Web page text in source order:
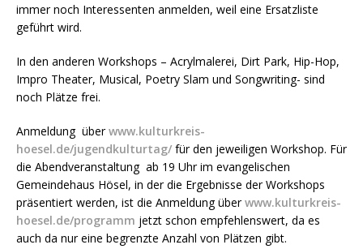
immer noch Interessenten anmelden, weil eine Ersatzliste
geführt wird.
In den anderen Workshops – Acrylmalerei, Dirt Park, Hip-Hop,
Impro Theater, Musical, Poetry Slam und Songwriting- sind
noch Plätze frei.
Anmeldung überwww.kulturkreis-
hoesel.de/jugendkulturtag/ für den jeweiligen Workshop. Für
die Abendveranstaltung ab 19 Uhr im evangelischen
Gemeindehaus Hösel, in der die Ergebnisse der Workshops
präsentiert werden, ist die Anmeldung überwww.kulturkreis-
hoesel.de/programm jetzt schon empfehlenswert, da es
auch da nur eine begrenzte Anzahl von Plätzen gibt.